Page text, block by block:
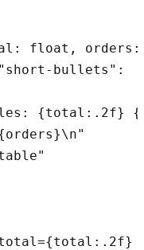
float,
bullets":
{total:.2f}